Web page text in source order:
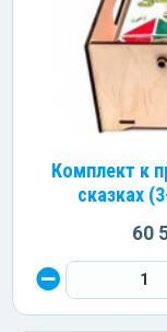
Комплект к
сказках
60